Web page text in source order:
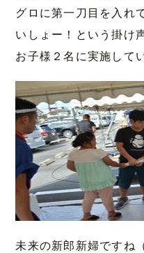
グロに第一刀目を入れ
いしょー！という掛け
お子様２名に実施して
未来の新郎新婦ですね